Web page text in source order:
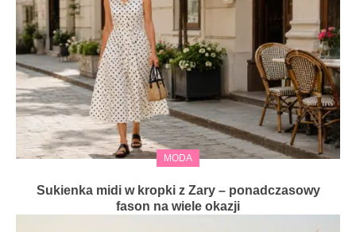
MODA
Sukienka midi w kropki z Zary – ponadczasowy
fason na wiele okazji